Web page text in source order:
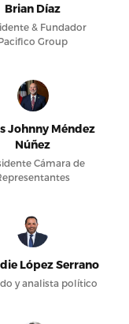
Brian Díaz
& Fundador
Group
Johnny Méndez
Núñez
Cámara de
López Serrano
y analista político